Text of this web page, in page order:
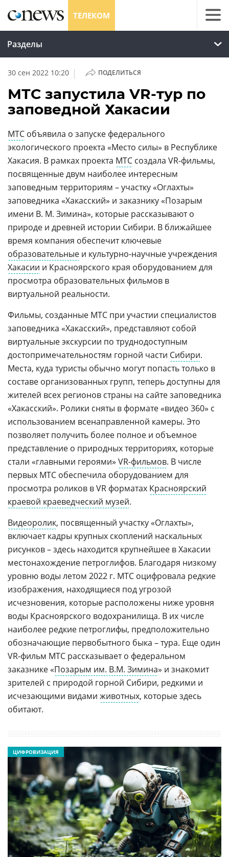
ТЕЛЕКОМ
Разделы
30 сен 2022 10:20 | ПОДЕЛИТЬСЯ
МТС запустила VR-тур по
заповедной Хакасии
МТС объявила о запуске федерального
экологического проекта «Место силы» в Республике
Хакасия. В рамках проекта МТС создала VR-фильмы,
посвященные двум наиболее интересным
заповедным территориям – участку «Оглахты»
заповедника «Хакасский» и заказнику «Позарым
имени В. М. Зимина», которые рассказывают о
природе и древней истории Сибири. В ближайшее
время компания обеспечит ключевые
образовательные и культурно-научные учреждения
Хакасии и Красноярского края оборудованием для
просмотра образовательных фильмов в
виртуальной реальности.
Фильмы, созданные МТС при участии специалистов
заповедника «Хакасский», представляют собой
виртуальные экскурсии по труднодоступным
достопримечательностям горной части Сибири.
Места, куда туристы обычно могут попасть только в
составе организованных групп, теперь доступны для
жителей всех регионов страны на сайте заповедника
«Хакасский». Ролики сняты в формате «видео 360» с
использованием всенаправленной камеры. Это
позволяет получить более полное и объемное
представление о природных территориях, которые
стали «главными героями» VR-фильмов. В числе
первых МТС обеспечила оборудованием для
просмотра роликов в VR форматах Красноярский
краевой краеведческий музей.
Видеоролик, посвященный участку «Оглахты»,
включает кадры крупных скоплений наскальных
рисунков – здесь находится крупнейшее в Хакасии
местонахождение петроглифов. Благодаря низкому
уровню воды летом 2022 г. МТС оцифровала редкие
изображения, находящиеся под угрозой
исчезновения, которые расположены ниже уровня
воды Красноярского водохранилища. В их числе
наиболее редкие петроглифы, предположительно
обозначающие первобытного быка – тура. Еще один
VR-фильм МТС рассказывает о федеральном
заказнике «Позарым им. В.М. Зимина» и знакомит
зрителей с природой горной Сибири, редкими и
исчезающими видами животных, которые здесь
обитают.
ЦИФРОВИЗАЦИЯ